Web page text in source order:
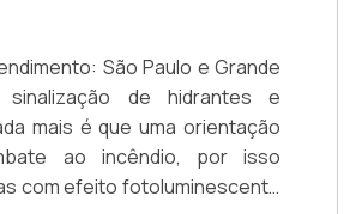
São Paulo e Grande
sinalização de hidrantes e
mais é que uma orientação
ao incêndio, por isso
com efeito fotoluminescente